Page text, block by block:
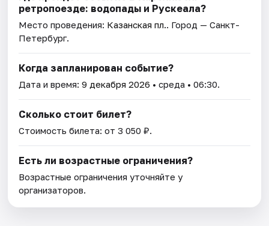
ретропоезде: водопады и Рускеала?
Место проведения: Казанская пл.. Город — Санкт-
Петербург.
Когда запланирован событие?
Дата и время:9 декабря 2026 • среда • 06:30.
Сколько стоит билет?
Стоимость билета: от 3 050 ₽.
Есть ли возрастные ограничения?
Возрастные ограничения уточняйте у
организаторов.